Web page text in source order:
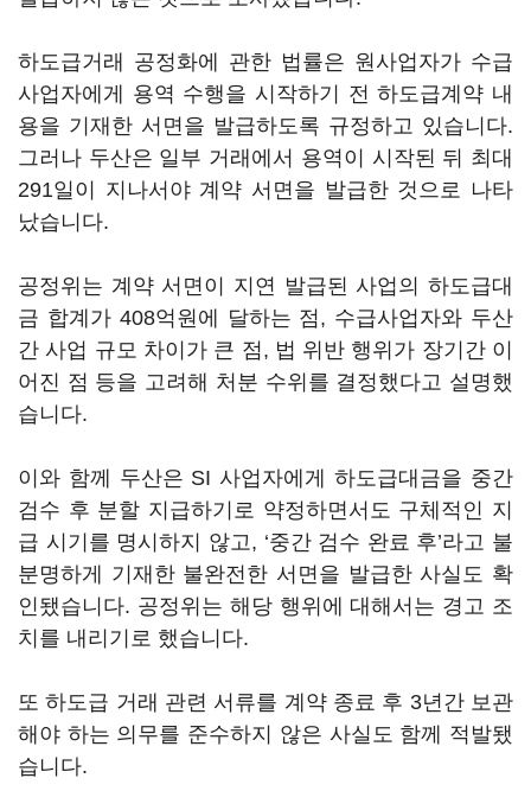
하도급거래 공정화에 관한 법률은 원사업자가 수급
사업자에게 용역 수행을 시작하기 전 하도급계약 내
용을 기재한 서면을 발급하도록 규정하고 있습니다.
그러나 두산은 일부 거래에서 용역이 시작된 뒤 최대
291일이 지나서야 계약 서면을 발급한 것으로 나타
났습니다.
공정위는 계약 서면이 지연 발급된 사업의 하도급대
금 합계가 408억원에 달하는 점, 수급사업자와 두산
간 사업 규모 차이가 큰 점, 법 위반 행위가 장기간 이
어진 점 등을 고려해 처분 수위를 결정했다고 설명했
습니다.
이와 함께 두산은 SI 사업자에게 하도급대금을 중간
검수 후 분할 지급하기로 약정하면서도 구체적인 지
급 시기를 명시하지 않고, ‘중간 검수 완료 후’라고 불
분명하게 기재한 불완전한 서면을 발급한 사실도 확
인됐습니다. 공정위는 해당 행위에 대해서는 경고 조
치를 내리기로 했습니다.
또 하도급 거래 관련 서류를 계약 종료 후 3년간 보관
해야 하는 의무를 준수하지 않은 사실도 함께 적발됐
습니다.